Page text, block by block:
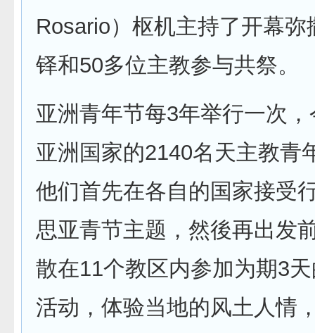
Rosario）枢机主持了开幕弥
铎和50多位主教参与共祭。
亚洲青年节每3年举行一次
亚洲国家的2140名天主教青
他们首先在各自的国家接受
思亚青节主题，然後再出发
散在11个教区内参加为期3
活动，体验当地的风土人情